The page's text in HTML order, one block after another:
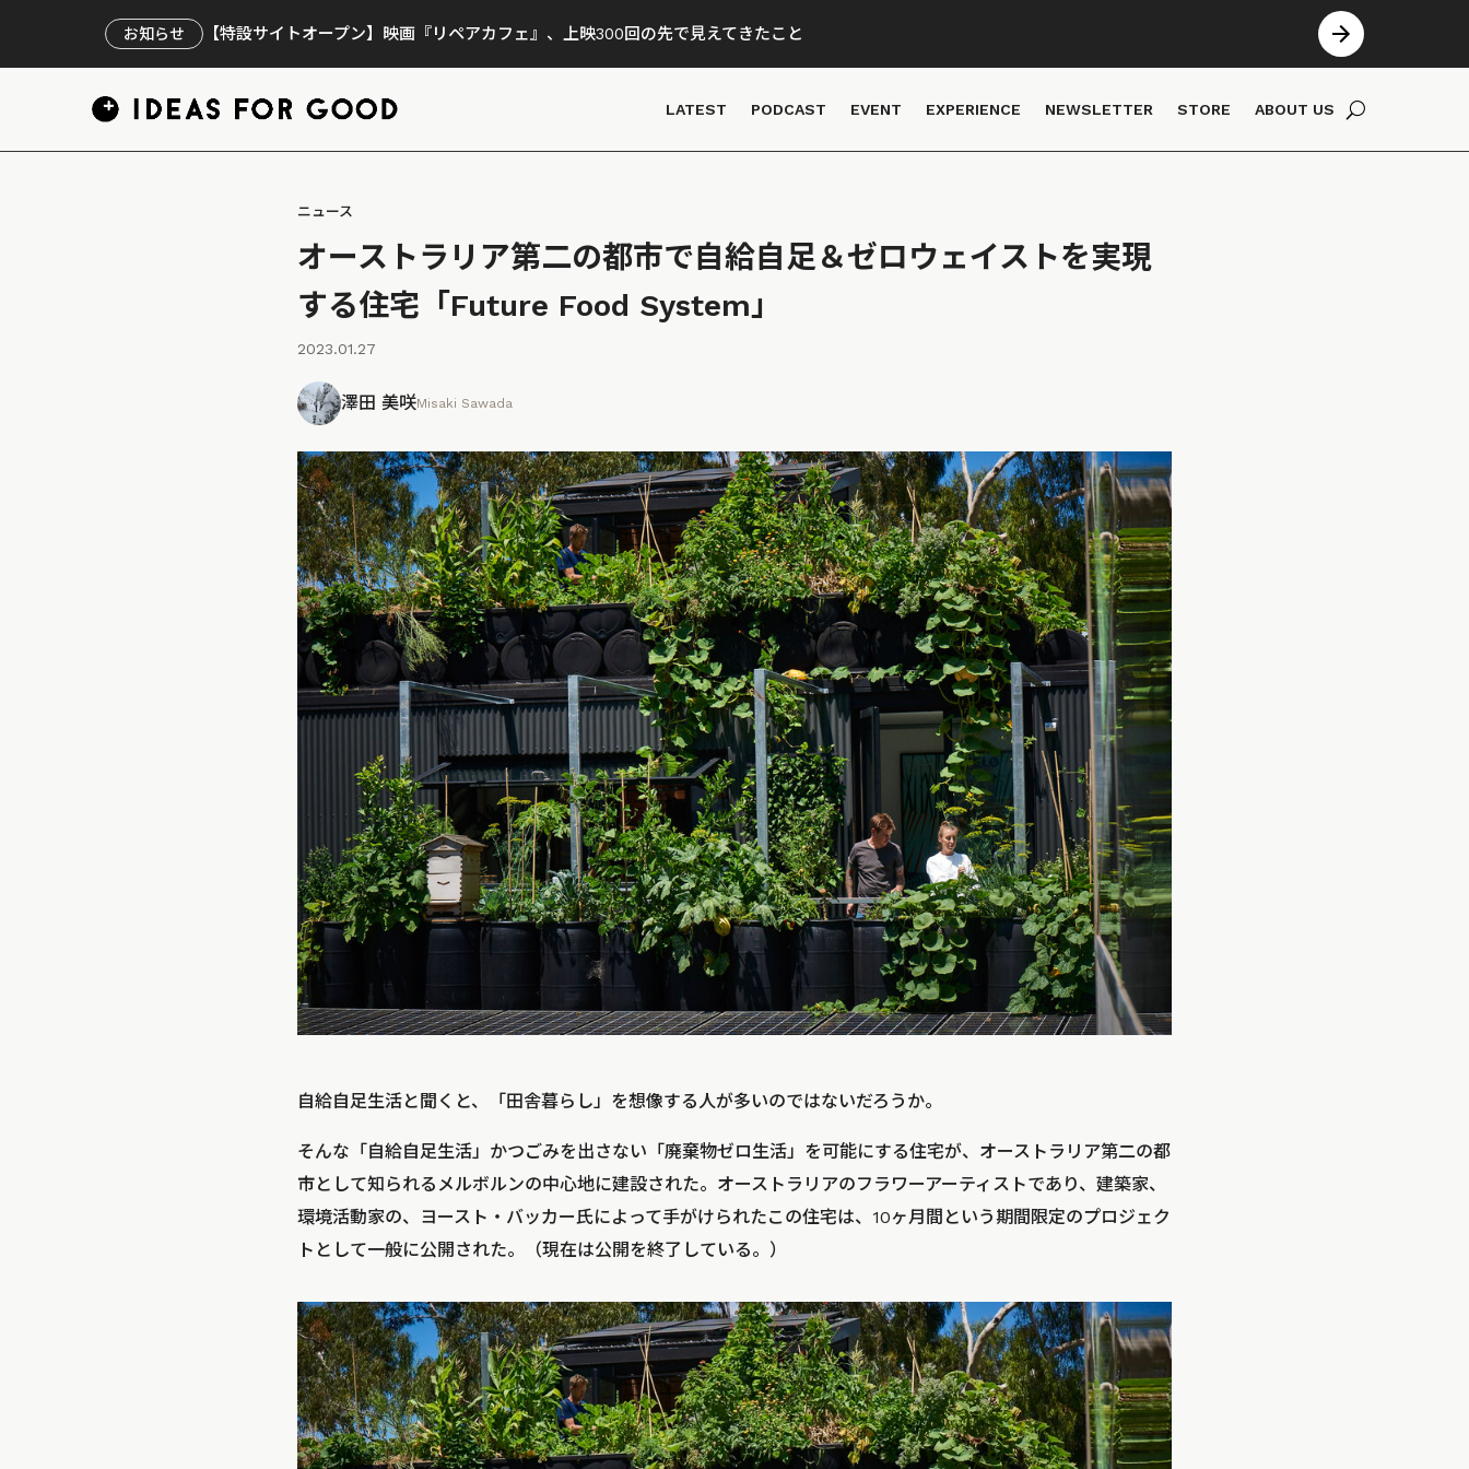
お知らせ 【特設サイトオープン】映画『リペアカフェ』、上映300回の先で見えてきたこと
LATEST PODCAST EVENT EXPERIENCE NEWSLETTER STORE ABOUT US
ニュース
オーストラリア第二の都市で自給自足＆ゼロウェイストを実現
する住宅「Future Food System」
2023.01.27
澤田 美咲Misaki Sawada
自給自足生活と聞くと、「田舎暮らし」を想像する人が多いのではないだろうか。
そんな「自給自足生活」かつごみを出さない「廃棄物ゼロ生活」を可能にする住宅が、オーストラリア第二の都
市として知られるメルボルンの中心地に建設された。オーストラリアのフラワーアーティストであり、建築家、
環境活動家の、ヨースト・バッカー氏によって手がけられたこの住宅は、10ヶ月間という期間限定のプロジェク
トとして一般に公開された。（現在は公開を終了している。）